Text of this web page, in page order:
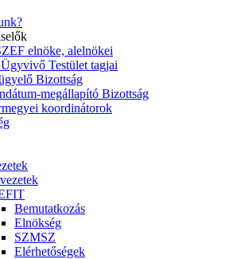
elnöke, alelnökei
Testület tagjai
Bizottság
megállapító Bizottság
koordinátorok
Bemutatkozás
Elnökség
SZMSZ
Elérhetőségek